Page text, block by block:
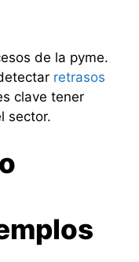
de la pyme.
retrasos
clave tener
sector.